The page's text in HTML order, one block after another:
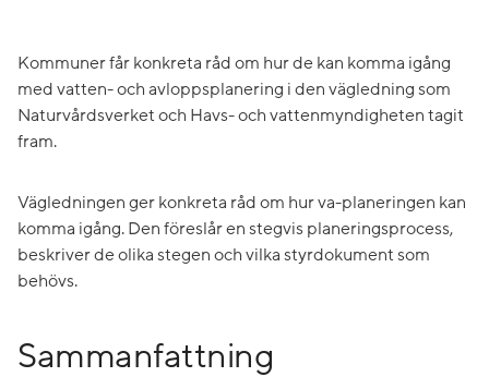
Kommuner får konkreta råd om hur de kan komma igång
med vatten- och avloppsplanering i den vägledning som
Naturvårdsverket och Havs- och vattenmyndigheten tagit
fram.
Vägledningen ger konkreta råd om hur va-planeringen kan
komma igång. Den föreslår en stegvis planeringsprocess,
beskriver de olika stegen och vilka styrdokument som
behövs.
Sammanfattning